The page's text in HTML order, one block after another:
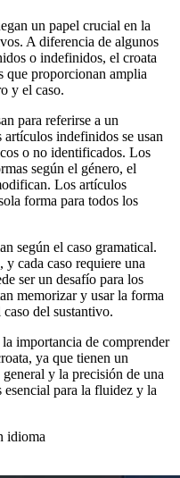
un papel crucial en la
A diferencia de algunos
o indefinidos, el croata
que proporcionan amplia
y el caso.
para referirse a un
indefinidos se usan
o no identificados. Los
según el género, el
Los artículos
forma para todos los
según el caso gramatical.
y cada caso requiere una
ser un desafío para los
memorizar y usar la forma
del sustantivo.
importancia de comprender
ya que tienen un
y la precisión de una
para la fluidez y la
idioma